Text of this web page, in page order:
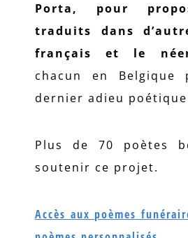
Porta, pour
traduits dans
français et le
chacun en Belgique
dernier adieu
Plus de 70 poètes
soutenir ce projet.
Accès aux poèmes